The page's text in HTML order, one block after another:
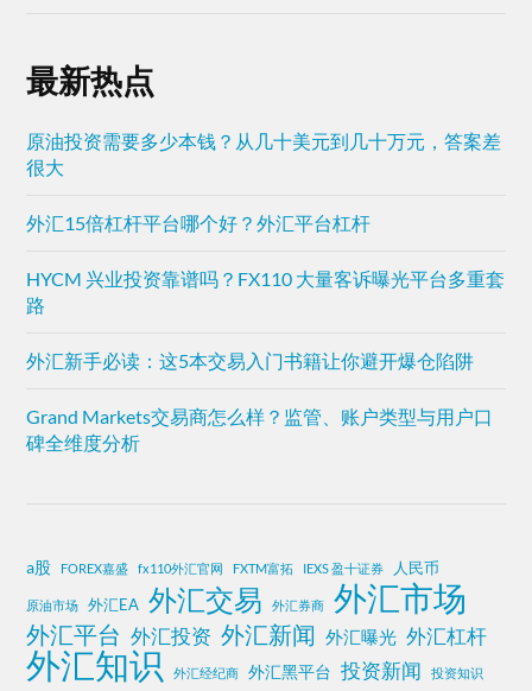
最新热点
原油投资需要多少本钱？从几十美元到几十万元，答案差
很大
外汇15倍杠杆平台哪个好？外汇平台杠杆
HYCM 兴业投资靠谱吗？FX110 大量客诉曝光平台多重套
路
外汇新手必读：这5本交易入门书籍让你避开爆仓陷阱
Grand Markets交易商怎么样？监管、账户类型与用户口
碑全维度分析
a股 FOREX嘉盛 fx110外汇官网 FXTM富拓 IEXS 盈十证券 人民币
原油市场 外汇EA 外汇交易 外汇券商 外汇市场
外汇平台 外汇投资 外汇新闻 外汇曝光 外汇杠杆
外汇知识 外汇经纪商 外汇黑平台 投资新闻 投资知识